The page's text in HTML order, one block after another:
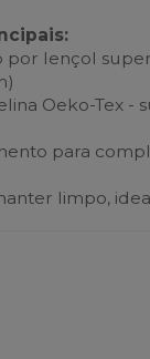
lençol
Oeko-Tex -
para
limpo,